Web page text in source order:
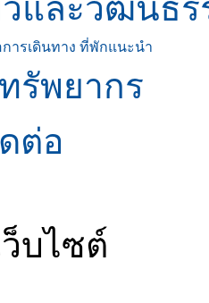
วและวัฒนธร
ารเดินทาง ที่พักแนะนำ
รัพยากร
ต่อ
บไซต์